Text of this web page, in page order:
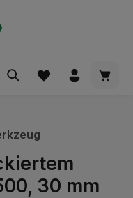
30 mm